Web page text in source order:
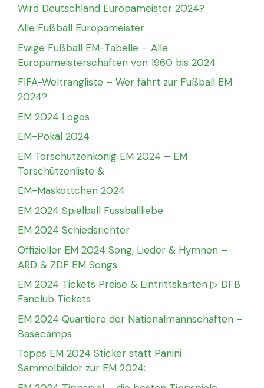
Wird Deutschland Europameister 2024?
Alle Fußball Europameister
Ewige Fußball EM-Tabelle – Alle
Europameisterschaften von 1960 bis 2024
FIFA-Weltrangliste – Wer fährt zur Fußball EM
2024?
EM 2024 Logos
EM-Pokal 2024
EM Torschützenkönig EM 2024 – EM
Torschützenliste &
EM-Maskottchen 2024
EM 2024 Spielball Fussballliebe
EM 2024 Schiedsrichter
Offizieller EM 2024 Song, Lieder & Hymnen –
ARD & ZDF EM Songs
EM 2024 Tickets Preise & Eintrittskarten ▷ DFB
Fanclub Tickets
EM 2024 Quartiere der Nationalmannschaften –
Basecamps
Topps EM 2024 Sticker statt Panini
Sammelbilder zur EM 2024: